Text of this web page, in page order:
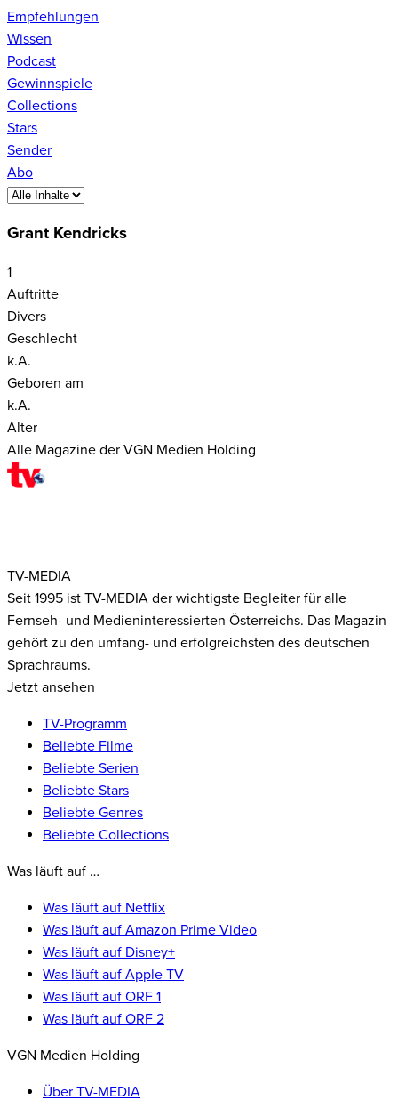
Empfehlungen
Wissen
Podcast
Gewinnspiele
Collections
Stars
Sender
Abo
Grant Kendricks
1
Auftritte
Divers
Geschlecht
k.A.
Geboren am
k.A.
Alter
Alle Magazine der VGN Medien Holding
TV-MEDIA
Seit 1995 ist TV-MEDIA der wichtigste Begleiter für alle
Fernseh- und Medieninteressierten Österreichs. Das Magazin
gehört zu den umfang- und erfolgreichsten des deutschen
Sprachraums.
Jetzt ansehen
TV-Programm
Beliebte Filme
Beliebte Serien
Beliebte Stars
Beliebte Genres
Beliebte Collections
Was läuft auf …
Was läuft auf Netflix
Was läuft auf Amazon Prime Video
Was läuft auf Disney+
Was läuft auf Apple TV
Was läuft auf ORF 1
Was läuft auf ORF 2
VGN Medien Holding
Über TV-MEDIA